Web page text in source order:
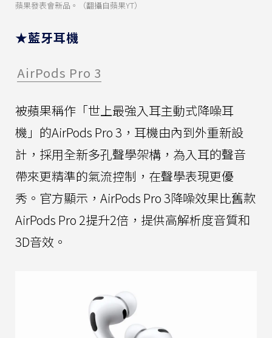
蘋果發表會新品。（翻攝自蘋果YT）
★藍牙耳機
AirPods Pro 3
被蘋果稱作「世上最強入耳主動式降噪耳
機」的AirPods Pro 3，耳機由內到外重新設
計，採用全新多孔聲學架構，為入耳的聲音
帶來更精準的氣流控制，在聲學表現更優
秀。官方顯示，AirPods Pro 3降噪效果比舊款
AirPods Pro 2提升2倍，提供高解析度音質和
3D音效。